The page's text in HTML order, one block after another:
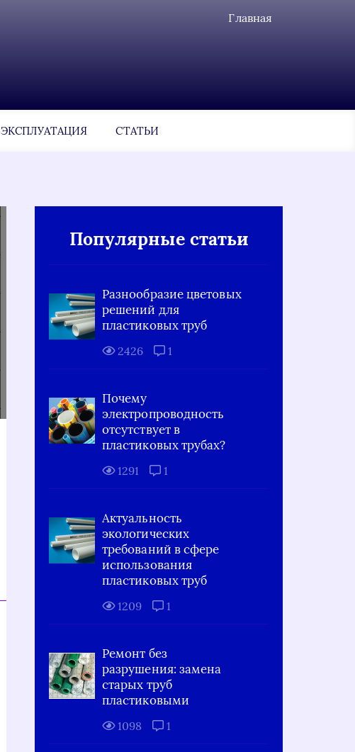
Главная
ЭКСПЛУАТАЦИЯ СТАТЬИ
Популярные статьи
Разнообразие цветовых
решений для
пластиковых труб
2426 1
Почему
электропроводность
отсутствует в
пластиковых трубах?
1291 1
Актуальность
экологических
требований в сфере
использования
пластиковых труб
1209 1
Ремонт без
разрушения: замена
старых труб
пластиковыми
1098 1